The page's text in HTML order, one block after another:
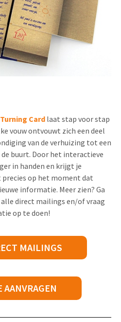
Turning Card laat stap voor stap
vouw ontvouwt zich een deel
van de verhuizing tot een
buurt. Door het interactieve
in handen en krijgt je
precies op het moment dat
informatie. Meer zien? Ga
direct mailings en/of vraag
op te doen!
MAILINGS
AANVRAGEN